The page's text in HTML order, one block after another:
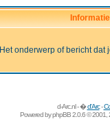
Informatie
Het onderwerp of bericht dat
d-Arc.nl - �d'Arc-
Powered byphpBB2.0.6 © 2001,